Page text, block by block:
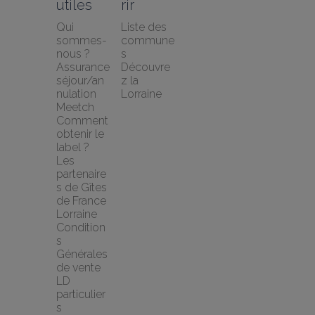
utiles
Qui
sommes-
nous ?
Assurance
séjour/an
nulation
Meetch
Comment
obtenir le
label ?
Les
partenaire
s de Gîtes
de France
Lorraine
Condition
s
Générales
de vente
LD
particulier
s
rir
Liste des
commune
s
Découvre
z la
Lorraine